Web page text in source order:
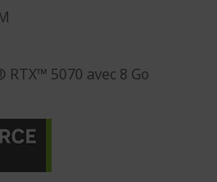
5070 avec 8 Go